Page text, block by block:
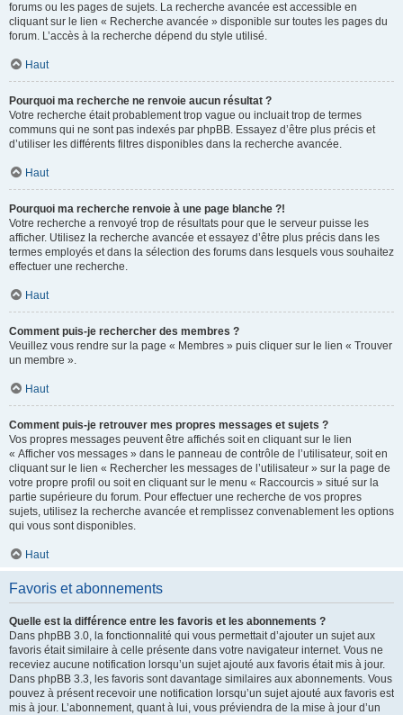
forums ou les pages de sujets. La recherche avancée est accessible en
cliquant sur le lien « Recherche avancée » disponible sur toutes les pages du
forum. L’accès à la recherche dépend du style utilisé.
Haut
Pourquoi ma recherche ne renvoie aucun résultat ?
Votre recherche était probablement trop vague ou incluait trop de termes
communs qui ne sont pas indexés par phpBB. Essayez d’être plus précis et
d’utiliser les différents filtres disponibles dans la recherche avancée.
Haut
Pourquoi ma recherche renvoie à une page blanche ?!
Votre recherche a renvoyé trop de résultats pour que le serveur puisse les
afficher. Utilisez la recherche avancée et essayez d’être plus précis dans les
termes employés et dans la sélection des forums dans lesquels vous souhaitez
effectuer une recherche.
Haut
Comment puis-je rechercher des membres ?
Veuillez vous rendre sur la page « Membres » puis cliquer sur le lien « Trouver
un membre ».
Haut
Comment puis-je retrouver mes propres messages et sujets ?
Vos propres messages peuvent être affichés soit en cliquant sur le lien
« Afficher vos messages » dans le panneau de contrôle de l’utilisateur, soit en
cliquant sur le lien « Rechercher les messages de l’utilisateur » sur la page de
votre propre profil ou soit en cliquant sur le menu « Raccourcis » situé sur la
partie supérieure du forum. Pour effectuer une recherche de vos propres
sujets, utilisez la recherche avancée et remplissez convenablement les options
qui vous sont disponibles.
Haut
Favoris et abonnements
Quelle est la différence entre les favoris et les abonnements ?
Dans phpBB 3.0, la fonctionnalité qui vous permettait d’ajouter un sujet aux
favoris était similaire à celle présente dans votre navigateur internet. Vous ne
receviez aucune notification lorsqu’un sujet ajouté aux favoris était mis à jour.
Dans phpBB 3.3, les favoris sont davantage similaires aux abonnements. Vous
pouvez à présent recevoir une notification lorsqu’un sujet ajouté aux favoris est
mis à jour. L’abonnement, quant à lui, vous préviendra de la mise à jour d’un